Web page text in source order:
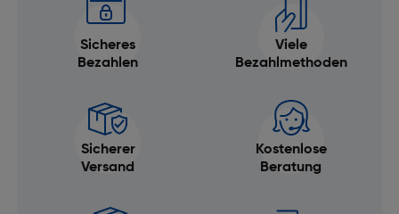
Sicheres
Bezahlen
Viele
Bezahlmethoden
Sicherer
Versand
Kostenlose
Beratung